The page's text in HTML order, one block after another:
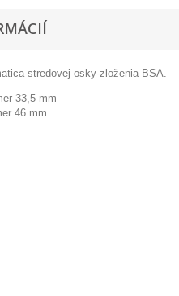
stredovej osky-zloženia BSA.
33,5 mm
46 mm